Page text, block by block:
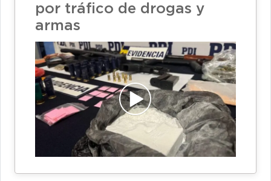
por tráfico de drogas y
armas